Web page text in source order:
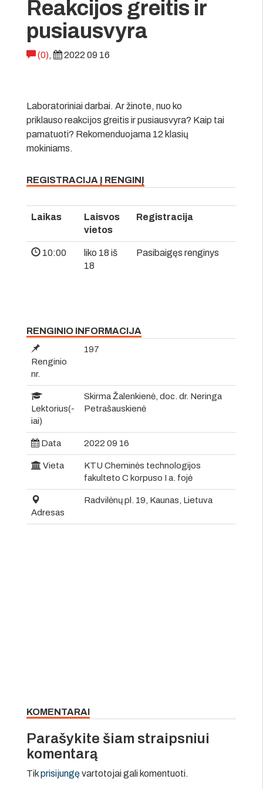
Reakcijos greitis ir
pusiausvyra
(0), 2022 09 16
Laboratoriniai darbai. Ar žinote, nuo ko
priklauso reakcijos greitis ir pusiausvyra? Kaip tai
pamatuoti? Rekomenduojama 12 klasių
mokiniams.
REGISTRACIJA Į RENGINĮ
Laikas
Laisvos
vietos
Registracija
10:00
liko 18 iš
18
Pasibaigęs renginys
RENGINIO INFORMACIJA
Renginio
nr.
197
Lektorius(-
iai)
Skirma Žalenkienė, doc. dr. Neringa
Petrašauskienė
Data 2022 09 16
Vieta
KTU Cheminės technologijos
fakulteto C korpuso I a. fojė
Adresas
Radvilėnų pl. 19, Kaunas, Lietuva
KOMENTARAI
Parašykite šiam straipsniui
komentarą
Tikprisijungęvartotojai gali komentuoti.